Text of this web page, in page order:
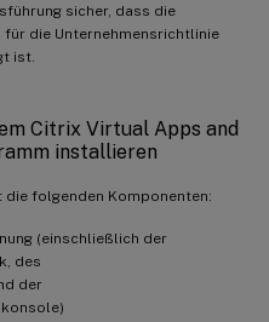
sicher, dass die
die Unternehmensrichtlinie
ist.
Citrix Virtual Apps and
installieren
folgenden Komponenten:
(einschließlich der
des
der